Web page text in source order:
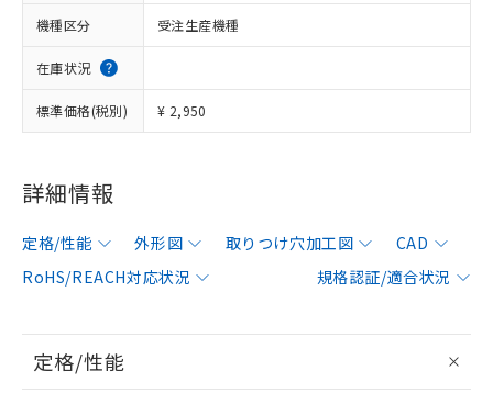
機種区分 受注生産機種
在庫状況
標準価格(税別) ¥ 2,950
詳細情報
定格/性能 外形図 取りつけ穴加工図
CAD
RoHS/REACH対応状況
規格認証/適合状況
定格/性能